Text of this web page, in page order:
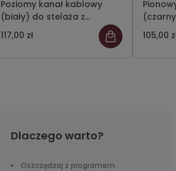
Poziomy kanał kablowy
(biały) do stelaża z
elektryczną regulacją
wysokości ST-KPZ-01
117,00 zł 105,00
Dlaczego warto?
Oszczędzaj z programem